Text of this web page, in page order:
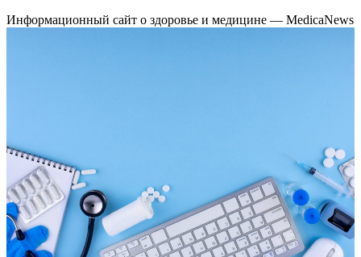
Информационный сайт о здоровье и медицине — MedicaNews